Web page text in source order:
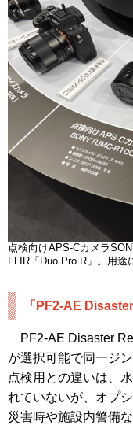
点検向けAPS-Cカメラ
FLIR「Duo Pro R」。用途
「PF2-AE
PF2-AE Disaster
が選択可能で同一ジ
点検用との違いは、
れていないが、オプ
災害時や施設内警備